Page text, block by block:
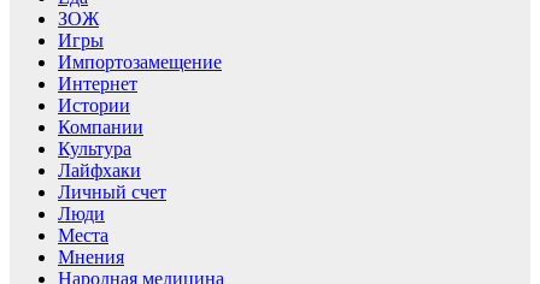
ЗОЖ
Игры
Импортозамещение
Интернет
Истории
Компании
Культура
Лайфхаки
Личный счет
Люди
Места
Мнения
Народная медицина